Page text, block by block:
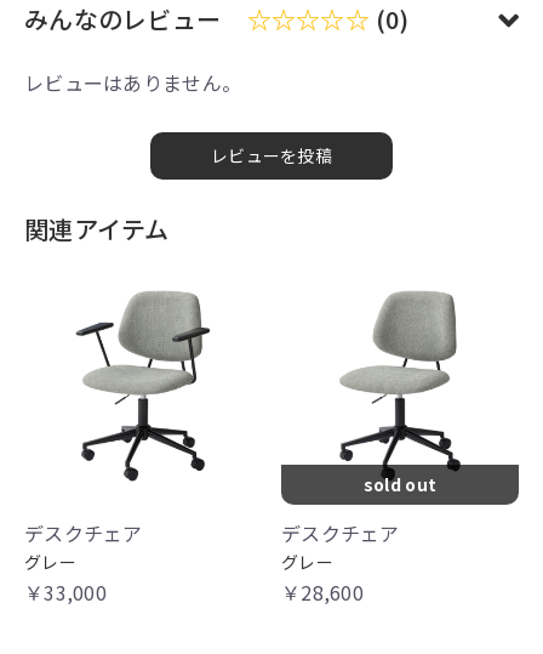
みんなのレビュー ☆☆☆☆☆ (0)
レビューはありません。
レビューを投稿
関連アイテム
デスクチェア
グレー
￥33,000
sold out
デスクチェア
グレー
￥28,600